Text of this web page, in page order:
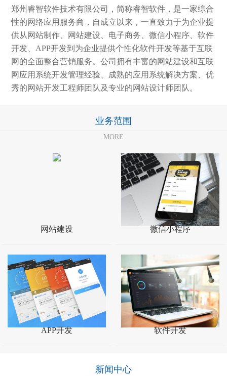
郑州睿智软件技术有限公司，简称睿智软件，是一家综合
性的网络应用服务商，自成立以来，一直致力于为企业提
供从网站制作、网站建设、电子商务、微信小程序、软件
开发、APP开发到为企业提供个性化软件开发等基于互联
网的全面整合营销服务。公司拥有丰富的网站建设和互联
网应用系统开发管理经验、成熟的应用系统解决方案、优
秀的网站开发工程师团队及专业的网站设计师团队。
业务范围
MORE
网站建设 微信小程序
APP开发 软件开发
新闻中心